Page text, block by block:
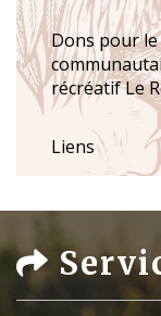
Dons pour
récréatif Le
Liens